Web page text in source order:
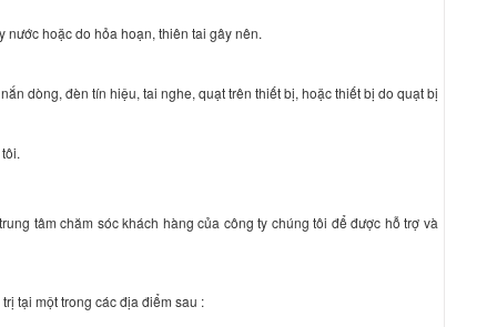
nước hoặc do hỏa hoạn, thiên tai gây nên.
dòng, đèn tín hiệu, tai nghe, quạt trên thiết bị, hoặc thiết bị do quạt bị
tâm chăm sóc khách hàng của công ty chúng tôi để được hỗ trợ và
tại một trong các địa điểm sau :